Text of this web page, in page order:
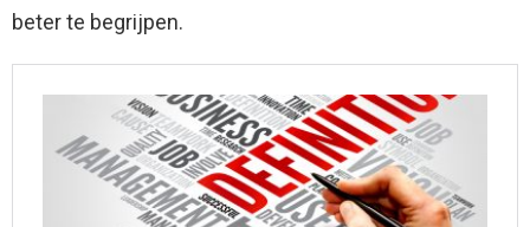
beter te begrijpen.